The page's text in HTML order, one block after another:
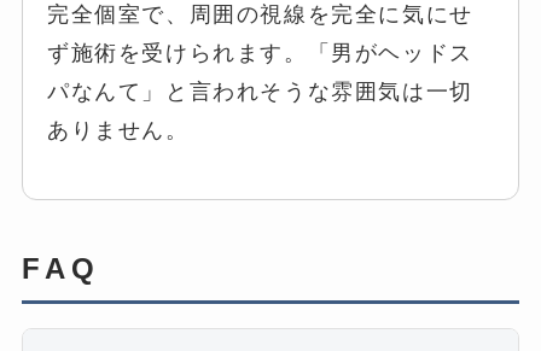
完全個室で、周囲の視線を完全に気にせ
ず施術を受けられます。「男がヘッドス
パなんて」と言われそうな雰囲気は一切
ありません。
FAQ